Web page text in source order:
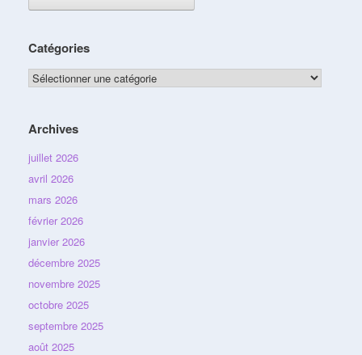
Catégories
Catégories
Archives
juillet 2026
avril 2026
mars 2026
février 2026
janvier 2026
décembre 2025
novembre 2025
octobre 2025
septembre 2025
août 2025